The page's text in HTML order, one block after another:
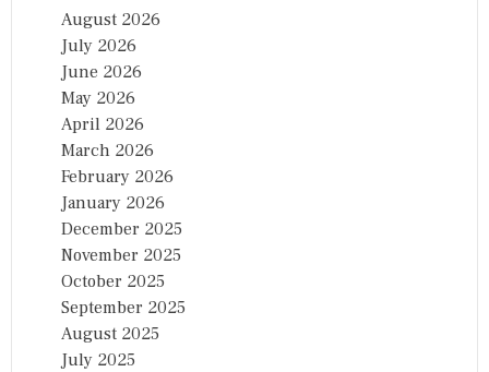
August 2026
July 2026
June 2026
May 2026
April 2026
March 2026
February 2026
January 2026
December 2025
November 2025
October 2025
September 2025
August 2025
July 2025